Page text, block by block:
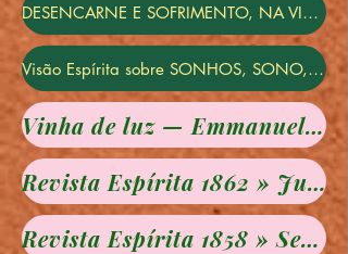
DESENCARNE E SOFRIMENTO, NA VISÃO ESPÍRITA -- com a médium Isabel Salomão de Campos
Visão Espírita sobre SONHOS, SONO, ANSIEDADE, DEPRESSÃO, FAMÍLIA... - com Isabel Salomão de Campos
Vinha de luz — Emmanuel - 52 Avareza
Revista Espírita 1862 » Julho » Duplo suicídio por amor e dever - Estudo moral
Revista Espírita 1858 » Setembro » Problemas morais: suicídio por amor